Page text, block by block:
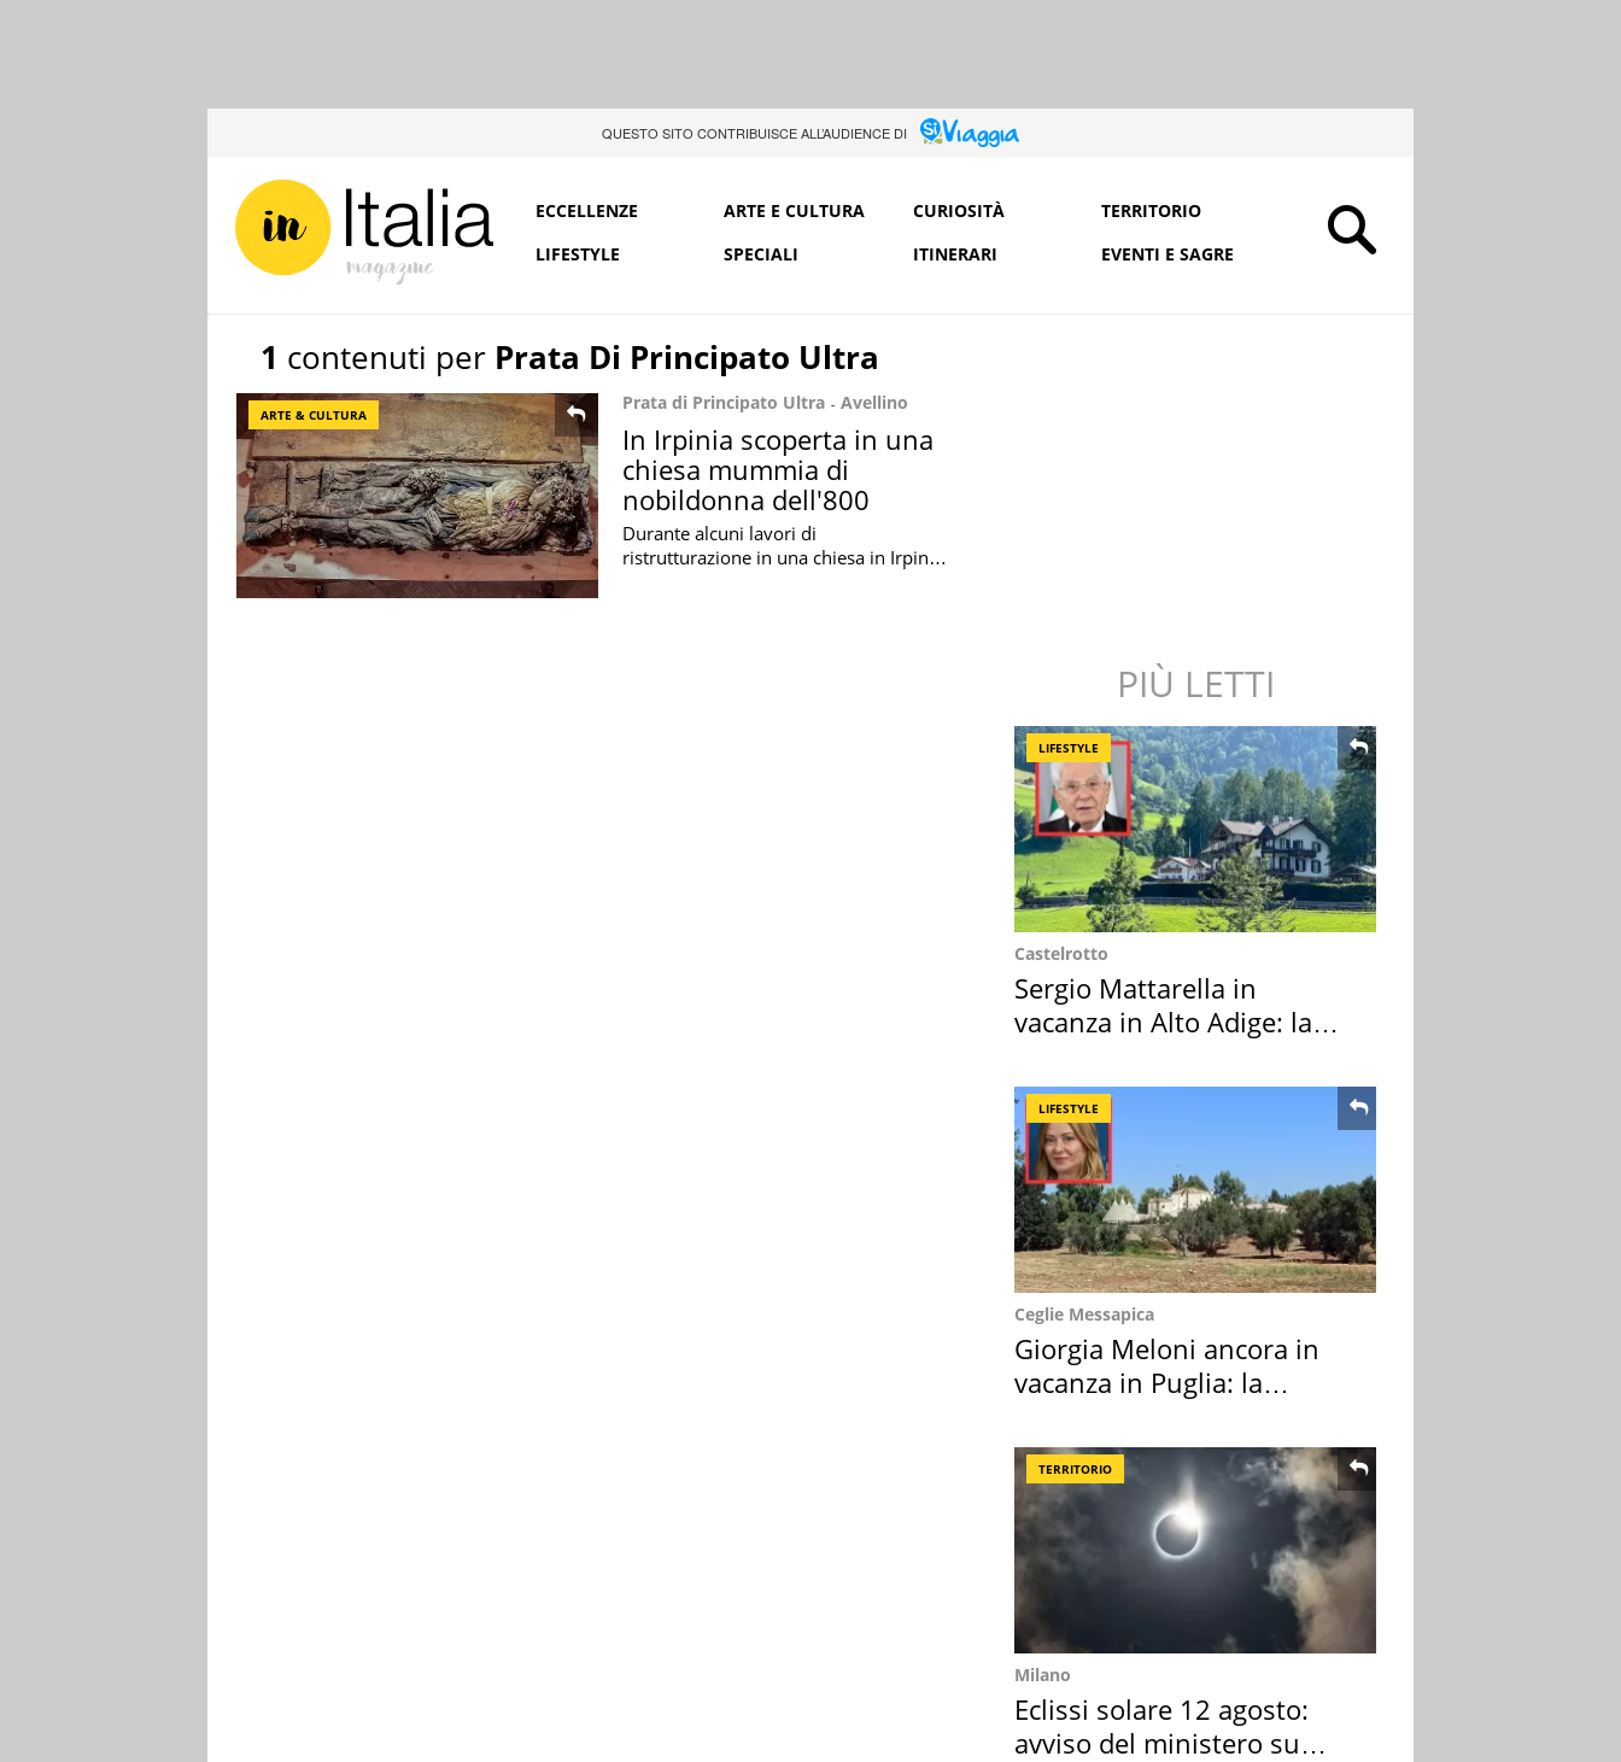
QUESTO SITO CONTRIBUISCE ALL’AUDIENCE DI
ECCELLENZE ARTE E CULTURA CURIOSITÀ
TERRITORIO
LIFESTYLE
SPECIALI ITINERARI EVENTI E SAGRE
1 contenuti per Prata Di Principato Ultra
ARTE & CULTURA
Prata di Principato Ultra Avellino
In Irpinia scoperta in una
chiesa mummia di
nobildonna dell'800
Durante alcuni lavori di
ristrutturazione in una chiesa in Irpinia,
PIÙ LETTI
LIFESTYLE
Castelrotto
Sergio Mattarella in
vacanza in Alto Adige: la
LIFESTYLE
Ceglie Messapica
Giorgia Meloni ancora in
vacanza in Puglia: la
TERRITORIO
Milano
Eclissi solare 12 agosto:
avviso del ministero su